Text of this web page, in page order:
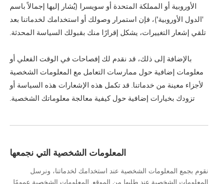
الأوروبية أو المملكة المتحدة أو سويسرا (يُشار إليها إجمالاً باسم
'الدول الأوروبية')، فإن استمرار وصولك أو استخدامك لخدماتنا بعد
تلقي إشعار التغييرات، يشكل إقرارًا منك بقبولك السياسة المحدثة.
بالإضافة إلى ذلك، قد نقدم لك إفصاحات في الوقت الفعلي أو
معلومات إضافية حول ممارسات التعامل مع المعلومات الشخصية
لأجزاء معينة من خدماتنا. قد تكمل هذه الإشعارات هذه السياسة أو
تزودك بخيارات إضافية حول كيفية معالجة معلوماتك الشخصية.
المعلومات الشخصية التي نجمعها
نقوم بجمع المعلومات الشخصية عند استخدامك لخدماتنا، ونرسل
المعلومات الشخصية عند طلبها من الموقع. المعلومات الشخصية عمومًا